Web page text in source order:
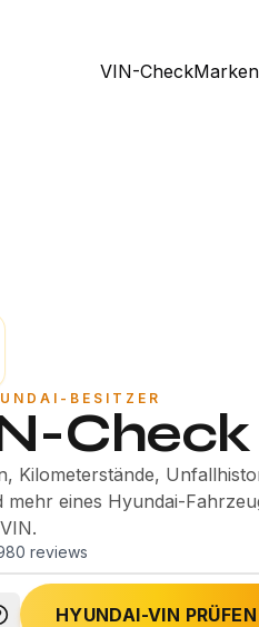
VIN-CheckMarken
BESITZER
Check
Kilometerstände,
eines Hyundai-
reviews
HYUNDAI-VIN PRÜFEN